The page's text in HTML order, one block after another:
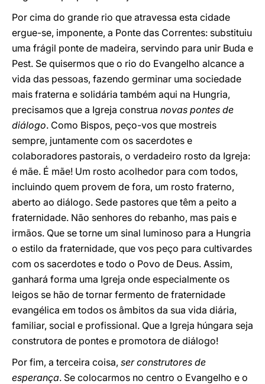
Por cima do grande rio que atravessa esta cidade
ergue-se, imponente, a Ponte das Correntes: substituiu
uma frágil ponte de madeira, servindo para unir Buda e
Pest. Se quisermos que o rio do Evangelho alcance a
vida das pessoas, fazendo germinar uma sociedade
mais fraterna e solidária também aqui na Hungria,
precisamos que a Igreja construa novas pontes de
diálogo. Como Bispos, peço-vos que mostreis
sempre, juntamente com os sacerdotes e
colaboradores pastorais, o verdadeiro rosto da Igreja:
é mãe. É mãe! Um rosto acolhedor para com todos,
incluindo quem provem de fora, um rosto fraterno,
aberto ao diálogo. Sede pastores que têm a peito a
fraternidade. Não senhores do rebanho, mas pais e
irmãos. Que se torne um sinal luminoso para a Hungria
o estilo da fraternidade, que vos peço para cultivardes
com os sacerdotes e todo o Povo de Deus. Assim,
ganhará forma uma Igreja onde especialmente os
leigos se hão de tornar fermento de fraternidade
evangélica em todos os âmbitos da sua vida diária,
familiar, social e profissional. Que a Igreja húngara seja
construtora de pontes e promotora de diálogo!
Por fim, a terceira coisa, ser construtores de
esperança. Se colocarmos no centro o Evangelho e o